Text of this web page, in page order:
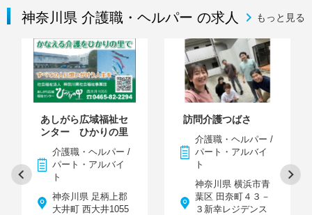
神奈川県 介護職・ヘルパー の求人 もっと見る
あしがら広域福祉セ
ンター ひかりの里
介護職・ヘルパー /
パート・アルバイ
ト
神奈川県 足柄上郡
大井町 西大井1055
訪問介護つばさ
介護職・ヘルパー /
パート・アルバイ
ト
神奈川県 横浜市青
葉区 田奈町４３－
３新幸レジデンス